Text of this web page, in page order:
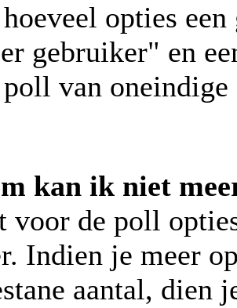
opties
gebruiker" en
van
kan ik niet
voor de poll
Indien je meer
aantal, dien